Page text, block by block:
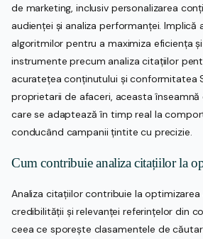
de marketing, inclusiv personalizarea
audienței și analiza performanței. Implică
algoritmilor pentru a maximiza eficiența
instrumente precum analiza citațiilor
acuratețea conținutului și conformitatea
proprietarii de afaceri, aceasta
care se adaptează în timp real la
conducând campanii țintite cu precizie.
Cum contribuie analiza citațiilor la
Analiza citațiilor contribuie la optimizarea
credibilității și relevanței referințelor din
ceea ce sporește clasamentele de